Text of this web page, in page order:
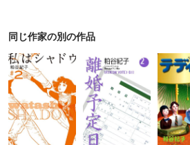
同じ作家の別の作品